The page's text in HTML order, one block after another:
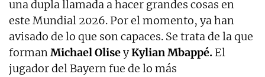
una dupla llamada a hacer grandes cosas en
este Mundial 2026. Por el momento, ya han
avisado de lo que son capaces. Se trata de la que
formanMichael OliseyKylian Mbappé. El
jugador del Bayern fue de lo más